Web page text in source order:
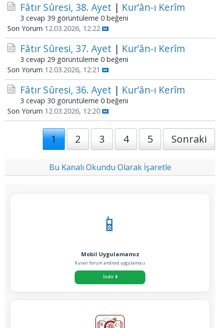
Fâtır Sûresi, 38. Ayet | Kur’ân-ı Kerîm
3 cevap 39 görüntüleme 0 beğeni
Son Yorum 12.03.2026, 12:22
Fâtır Sûresi, 37. Ayet | Kur’ân-ı Kerîm
3 cevap 29 görüntüleme 0 beğeni
Son Yorum 12.03.2026, 12:21
Fâtır Sûresi, 36. Ayet | Kur’ân-ı Kerîm
3 cevap 30 görüntüleme 0 beğeni
Son Yorum 12.03.2026, 12:20
1 2 3 4 5 Sonraki
Bu Kanalı Okundu Olarak İşaretle
📱
Mobil Uygulamamız
Kuran Yorum android uygulaması
İndir⬇️